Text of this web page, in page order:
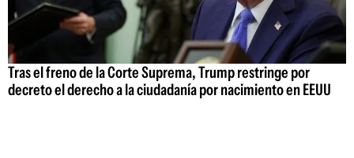
Tras el freno de la Corte Suprema, Trump restringe por
decreto el derecho a la ciudadanía por nacimiento en EEUU